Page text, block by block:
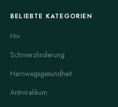
BELIEBTE KATEGORIEN
Hiv
Schmerzlinderung
Harnwegsgesundheit
Antiviralikum